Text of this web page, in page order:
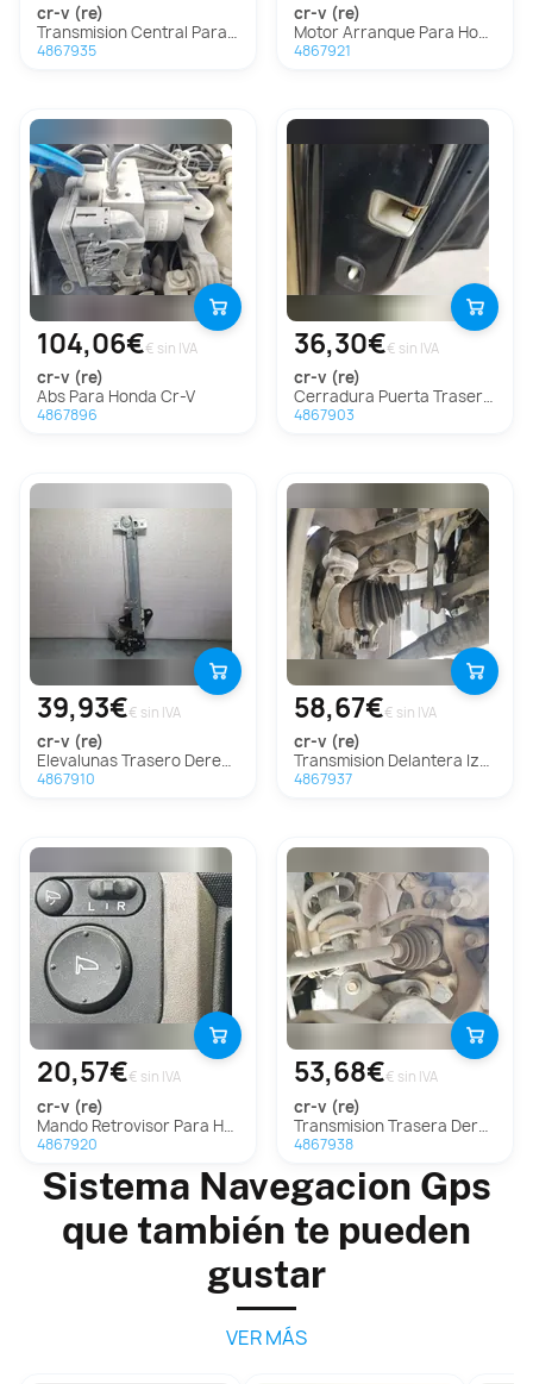
cr-v (re)
Transmision Central Para Honda Cr-V
4867935
cr-v (re)
Motor Arranque Para Honda Cr-V
4867921
104,06€€ sin IVA
cr-v (re)
Abs Para Honda Cr-V
4867896
36,30€€ sin IVA
cr-v (re)
Cerradura Puerta Trasera Derecha Para Honda Cr-V
4867903
39,93€€ sin IVA
cr-v (re)
Elevalunas Trasero Derecho Para Honda Cr-V
4867910
58,67€€ sin IVA
cr-v (re)
Transmision Delantera Izquierda Para Honda Cr-V
4867937
20,57€€ sin IVA
cr-v (re)
Mando Retrovisor Para Honda Cr-V
4867920
53,68€€ sin IVA
cr-v (re)
Transmision Trasera Derecha Para Honda Cr-V
4867938
Sistema Navegacion Gps
que también te pueden
gustar
VER MÁS